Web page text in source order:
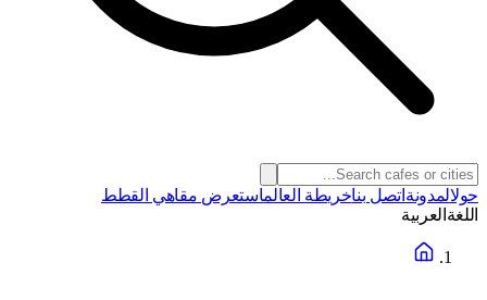
حولالمدونة اتصل بناخريطة العالماستعرض مقاهي القطط
اللغة العربية